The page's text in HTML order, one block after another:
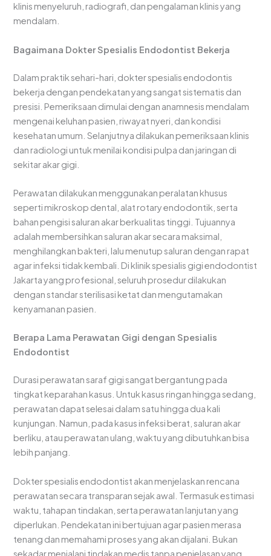
klinis menyeluruh, radiografi, dan pengalaman klinis yang
mendalam.
Bagaimana Dokter Spesialis Endodontist Bekerja
Dalam praktik sehari-hari, dokter spesialis endodontis
bekerja dengan pendekatan yang sangat sistematis dan
presisi. Pemeriksaan dimulai dengan anamnesis mendalam
mengenai keluhan pasien, riwayat nyeri, dan kondisi
kesehatan umum. Selanjutnya dilakukan pemeriksaan klinis
dan radiologi untuk menilai kondisi pulpa dan jaringan di
sekitar akar gigi.
Perawatan dilakukan menggunakan peralatan khusus
seperti mikroskop dental, alat rotary endodontik, serta
bahan pengisi saluran akar berkualitas tinggi. Tujuannya
adalah membersihkan saluran akar secara maksimal,
menghilangkan bakteri, lalu menutup saluran dengan rapat
agar infeksi tidak kembali. Di klinik spesialis gigi endodontist
Jakarta yang profesional, seluruh prosedur dilakukan
dengan standar sterilisasi ketat dan mengutamakan
kenyamanan pasien.
Berapa Lama Perawatan Gigi dengan Spesialis
Endodontist
Durasi perawatan saraf gigi sangat bergantung pada
tingkat keparahan kasus. Untuk kasus ringan hingga sedang,
perawatan dapat selesai dalam satu hingga dua kali
kunjungan. Namun, pada kasus infeksi berat, saluran akar
berliku, atau perawatan ulang, waktu yang dibutuhkan bisa
lebih panjang.
Dokter spesialis endodontist akan menjelaskan rencana
perawatan secara transparan sejak awal. Termasuk estimasi
waktu, tahapan tindakan, serta perawatan lanjutan yang
diperlukan. Pendekatan ini bertujuan agar pasien merasa
tenang dan memahami proses yang akan dijalani. Bukan
sekadar menjalani tindakan medis tanpa penjelasan yang